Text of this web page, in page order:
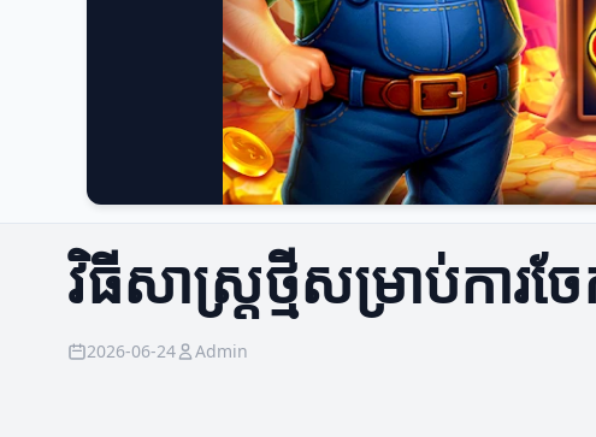
វិធីសាស្ត្រថ្មីសម្រាប់ការ
2026-06-24 Admin